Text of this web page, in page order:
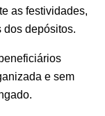
as festividades,
dos depósitos.
e sem